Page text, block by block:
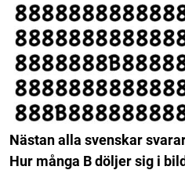
Nästan alla svenskar
Hur många B döljer sig i